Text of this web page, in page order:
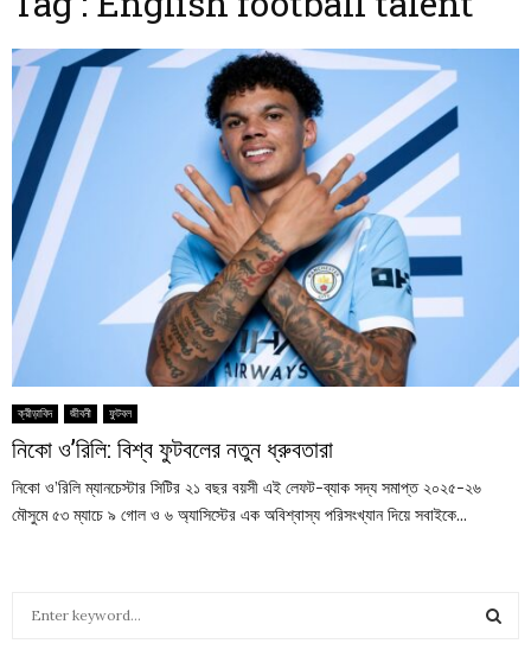
ক্রীড়াবিদ জীবনী ফুটবল
নিকো ও’রিলি: বিশ্ব ফুটবলের নতুন ধ্রুবতারা
নিকো ও’রিলি ম্যানচেস্টার সিটির ২১ বছর বয়সী এই লেফট-ব্যাক সদ্য সমাপ্ত ২০২৫-২৬
মৌসুমে ৫৩ ম্যাচে ৯ গোল ও ৬ অ্যাসিস্টের এক অবিশ্বাস্য পরিসংখ্যান দিয়ে সবাইকে...